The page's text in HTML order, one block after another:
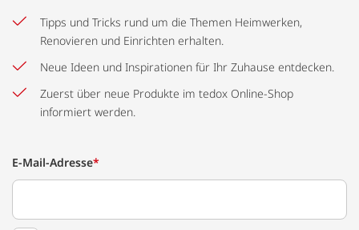
Tipps und Tricks rund um die Themen Heimwerken,
Renovieren und Einrichten erhalten.
Neue Ideen und Inspirationen für Ihr Zuhause entdecken.
Zuerst über neue Produkte im tedox Online-Shop
informiert werden.
E-Mail-Adresse*